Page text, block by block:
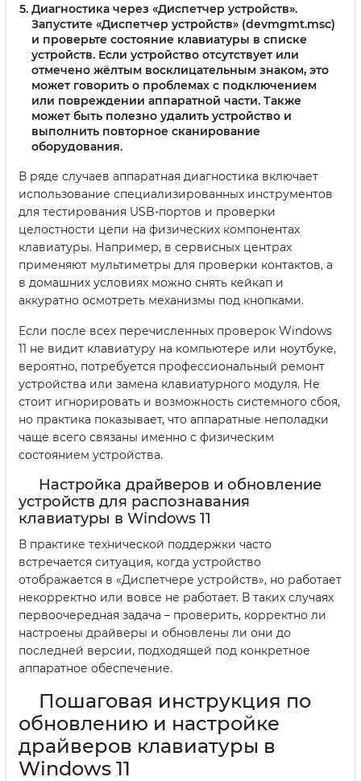
Диагностика через «Диспетчер устройств».
Запустите «Диспетчер устройств» (devmgmt.msc)
и проверьте состояние клавиатуры в списке
устройств. Если устройство отсутствует или
отмечено жёлтым восклицательным знаком, это
может говорить о проблемах с подключением
или повреждении аппаратной части. Также
может быть полезно удалить устройство и
выполнить повторное сканирование
оборудования.
В ряде случаев аппаратная диагностика включает
использование специализированных инструментов
для тестирования USB-портов и проверки
целостности цепи на физических компонентах
клавиатуры. Например, в сервисных центрах
применяют мультиметры для проверки контактов, а
в домашних условиях можно снять кейкап и
аккуратно осмотреть механизмы под кнопками.
Если после всех перечисленных проверок Windows
11 не видит клавиатуру на компьютере или ноутбуке,
вероятно, потребуется профессиональный ремонт
устройства или замена клавиатурного модуля. Не
стоит игнорировать и возможность системного сбоя,
но практика показывает, что аппаратные неполадки
чаще всего связаны именно с физическим
состоянием устройства.
Настройка драйверов и обновление
устройств для распознавания
клавиатуры в Windows 11
В практике технической поддержки часто
встречается ситуация, когда устройство
отображается в «Диспетчере устройств», но работает
некорректно или вовсе не работает. В таких случаях
первоочередная задача – проверить, корректно ли
настроены драйверы и обновлены ли они до
последней версии, подходящей под конкретное
аппаратное обеспечение.
Пошаговая инструкция по
обновлению и настройке
драйверов клавиатуры в
Windows 11